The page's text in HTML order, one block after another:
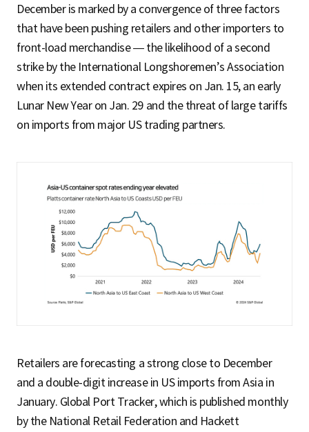
December is marked by a convergence of three factors
that have been pushing retailers and other importers to
front-load merchandise — the likelihood of a second
strike by the International Longshoremen’s Association
when its extended contract expires on Jan. 15, an early
Lunar New Year on Jan. 29 and the threat of large tariffs
on imports from major US trading partners.
Retailers are forecasting a strong close to December
and a double-digit increase in US imports from Asia in
January. Global Port Tracker, which is published monthly
by the National Retail Federation and Hackett